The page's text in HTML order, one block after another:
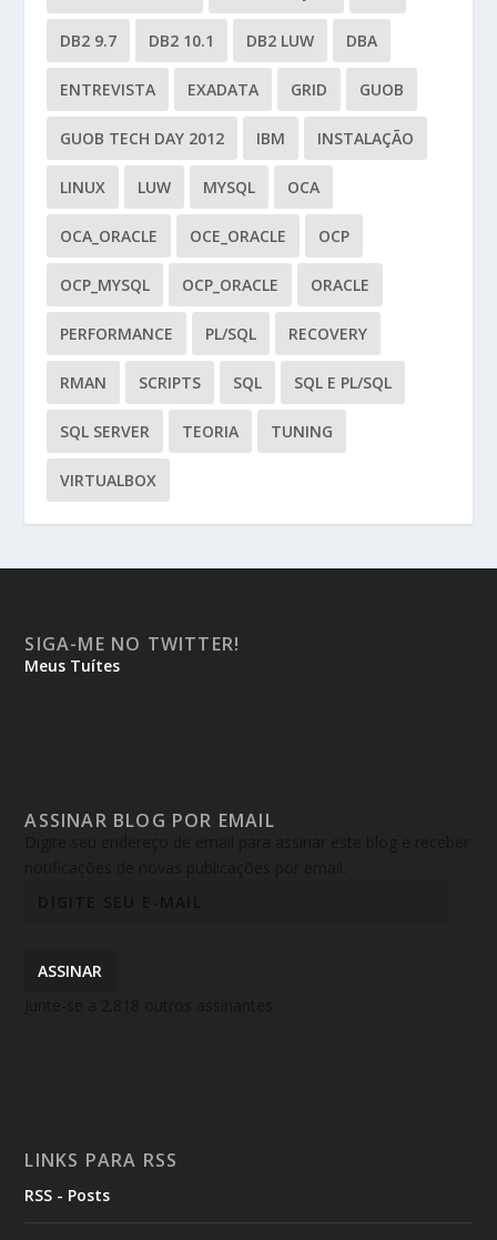
DB2 9.7 DB2 10.1 DB2 LUW DBA
ENTREVISTA EXADATA GRID GUOB
GUOB TECH DAY 2012 IBM INSTALAÇÃO
LINUX LUW MYSQL OCA
OCA_ORACLE OCE_ORACLE OCP
OCP_MYSQL OCP_ORACLE ORACLE
PERFORMANCE PL/SQL RECOVERY
RMAN SCRIPTS SQL SQL E PL/SQL
SQL SERVER TEORIA TUNING
VIRTUALBOX
SIGA-ME NO TWITTER!
Meus Tuítes
ASSINAR BLOG POR EMAIL
ASSINAR
LINKS PARA RSS
RSS - Posts